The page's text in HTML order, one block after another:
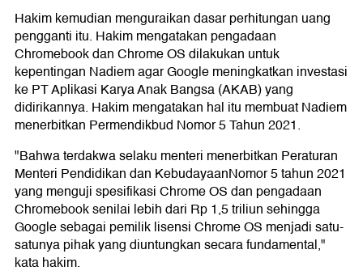
Hakim kemudian menguraikan dasar perhitungan uang
pengganti itu. Hakim mengatakan pengadaan
Chromebook dan Chrome OS dilakukan untuk
kepentingan Nadiem agar Google meningkatkan investasi
ke PT Aplikasi Karya Anak Bangsa (AKAB) yang
didirikannya. Hakim mengatakan hal itu membuat Nadiem
menerbitkan Permendikbud Nomor 5 Tahun 2021.
"Bahwa terdakwa selaku menteri menerbitkan Peraturan
Menteri Pendidikan dan KebudayaanNomor 5 tahun 2021
yang menguji spesifikasi Chrome OS dan pengadaan
Chromebook senilai lebih dari Rp 1,5 triliun sehingga
Google sebagai pemilik lisensi Chrome OS menjadi satu-
satunya pihak yang diuntungkan secara fundamental,"
kata hakim.